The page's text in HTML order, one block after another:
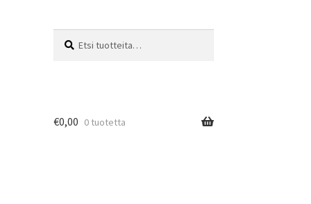
€0,00 0 tuotetta